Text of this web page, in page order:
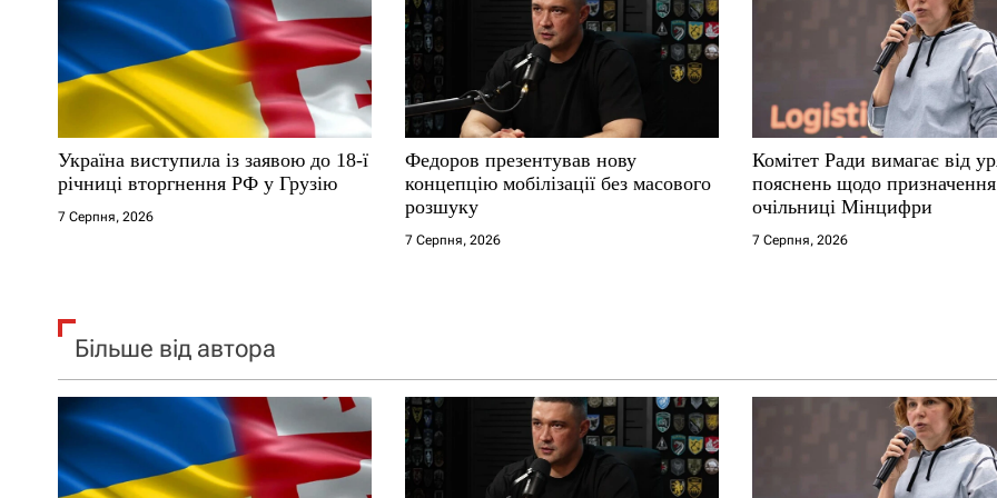
п
и
с
і
в
Україна виступила із заявою до 18-ї
річниці вторгнення РФ у Грузію
7 Серпня, 2026
Федоров презентував нову
концепцію мобілізації без масового
розшуку
7 Серпня, 2026
Комітет Ради вимагає від
пояснень щодо призначення
очільниці Мінцифри
7 Серпня, 2026
Більше від автора